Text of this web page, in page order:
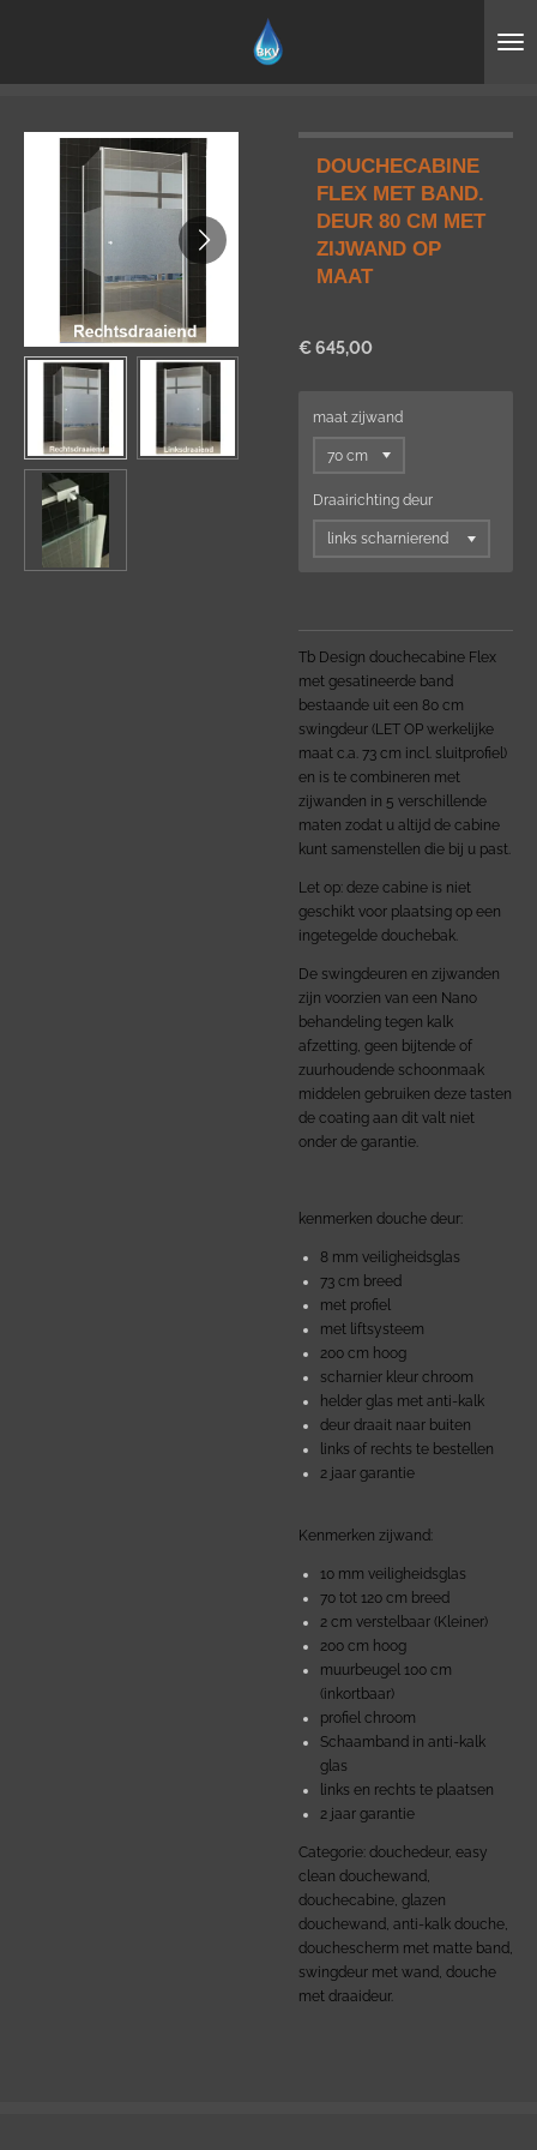
DOUCHECABINE
FLEX MET BAND.
DEUR 80 CM MET
ZIJWAND OP
MAAT
€ 645,00
maat zijwand
Draairichting deur
Tb Design douchecabine Flex
met gesatineerde band
bestaande uit een 80 cm
swingdeur (LET OP werkelijke
maat c.a. 73 cm incl. sluitprofiel)
en is te combineren met
zijwanden in 5 verschillende
maten zodat u altijd de cabine
kunt samenstellen die bij u past.
Let op: deze cabine is niet
geschikt voor plaatsing op een
ingetegelde douchebak.
De swingdeuren en zijwanden
zijn voorzien van een Nano
behandeling tegen kalk
afzetting, geen bijtende of
zuurhoudende schoonmaak
middelen gebruiken deze tasten
de coating aan dit valt niet
onder de garantie.
kenmerken douche deur:
8 mm veiligheidsglas
73 cm breed
met profiel
met liftsysteem
200 cm hoog
scharnier kleur chroom
helder glas met anti-kalk
deur draait naar buiten
links of rechts te bestellen
2 jaar garantie
Kenmerken zijwand:
10 mm veiligheidsglas
70 tot 120 cm breed
2 cm verstelbaar (Kleiner)
200 cm hoog
muurbeugel 100 cm
(inkortbaar)
profiel chroom
Schaamband in anti-kalk
glas
links en rechts te plaatsen
2 jaar garantie
Categorie: douchedeur, easy
clean douchewand,
douchecabine, glazen
douchewand, anti-kalk douche,
douchescherm met matte band,
swingdeur met wand, douche
met draaideur.